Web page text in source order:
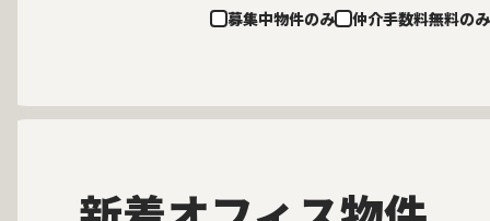
募集中物件のみ 仲介手数料無料のみ